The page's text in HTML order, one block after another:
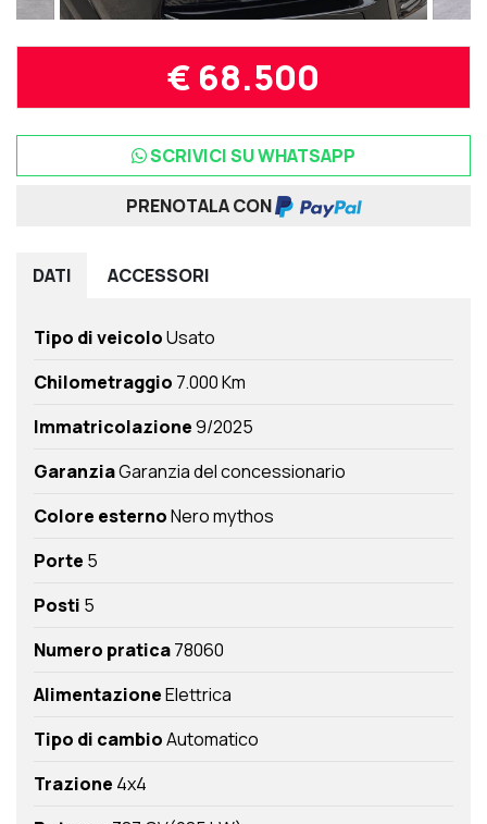
€ 68.500
SCRIVICI SU WHATSAPP
PRENOTALA CON
DATI ACCESSORI
Tipo di veicoloUsato
Chilometraggio 7.000 Km
Immatricolazione9/2025
GaranziaGaranzia del concessionario
Colore esternoNero mythos
Porte 5
Posti 5
Numero pratica78060
AlimentazioneElettrica
Tipo di cambioAutomatico
Trazione 4x4